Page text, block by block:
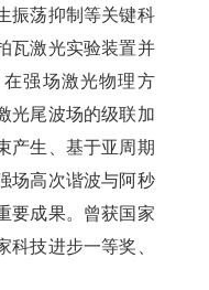
振荡抑制等关键科
瓦激光实验装置并
强场激光物理方
光尾波场的级联加
产生、基于亚周期
场高次谐波与阿秒
要成果。曾获国家
科技进步一等奖、